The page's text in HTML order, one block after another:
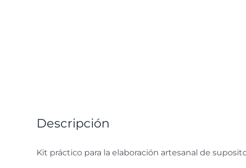
Descripción
Kit práctico para la elaboración artesanal de